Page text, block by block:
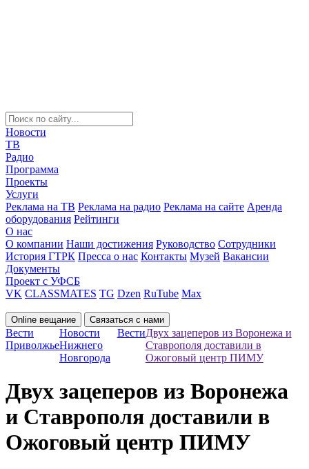
Новости
ТВ
Радио
Программа
Проекты
Услуги
Реклама на ТВ Реклама на радио Реклама на сайте Аренда
оборудования Рейтинги
О нас
О компании Наши достижения Руководство Сотрудники
История ГТРК Пресса о нас Контакты Музей Вакансии
Документы
Проект с УФСБ
VK CLASSMATES TG Dzen RuTube Max
Online вещание Связаться с нами
Вести
Приволжье
Новости
Нижнего
Новгорода
ВестиДвух зацеперов из Воронежа и
Ставрополя доставили в
Ожоговый центр ПИМУ
Двух зацеперов из Воронежа
и Ставрополя доставили в
Ожоговый центр ПИМУ